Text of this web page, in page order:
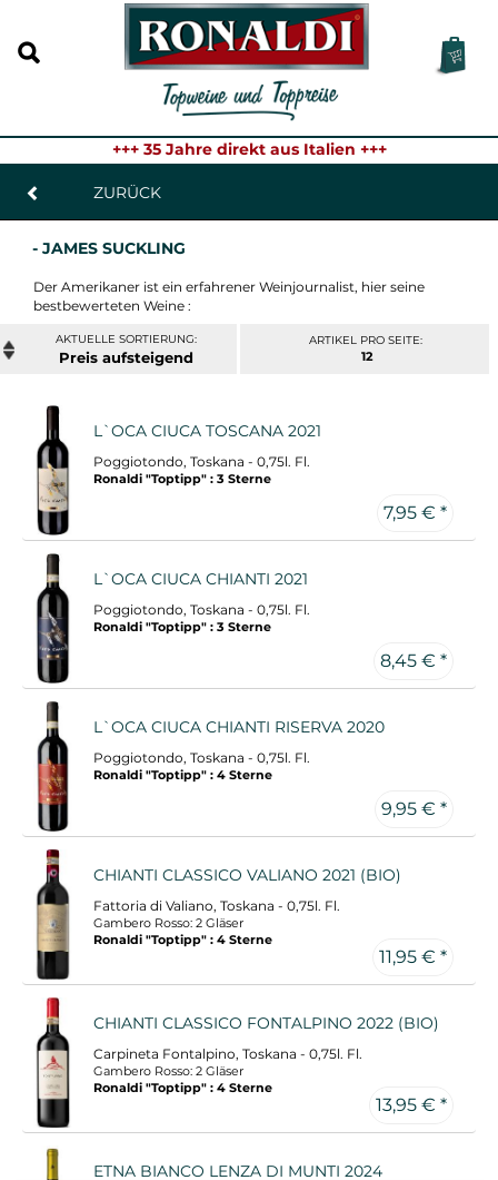
+++ 35 Jahre direkt aus Italien +++
ZURÜCK
- JAMES SUCKLING
Der Amerikaner ist ein erfahrener Weinjournalist, hier seine
bestbewerteten Weine :
Preis
ARTIKEL PRO SEITE:
12
L`OCA CIUCA TOSCANA 2021
Poggiotondo, Toskana - 0,75l. Fl.
Ronaldi "Toptipp" : 3 Sterne
7,95 € *
L`OCA CIUCA CHIANTI 2021
Poggiotondo, Toskana - 0,75l. Fl.
Ronaldi "Toptipp" : 3 Sterne
8,45 € *
L`OCA CIUCA CHIANTI RISERVA 2020
Poggiotondo, Toskana - 0,75l. Fl.
Ronaldi "Toptipp" : 4 Sterne
9,95 € *
CHIANTI CLASSICO VALIANO 2021 (BIO)
Fattoria di Valiano, Toskana - 0,75l. Fl.
Gambero Rosso: 2 Gläser
Ronaldi "Toptipp" : 4 Sterne
11,95 € *
CHIANTI CLASSICO FONTALPINO 2022 (BIO)
Carpineta Fontalpino, Toskana - 0,75l. Fl.
Gambero Rosso: 2 Gläser
Ronaldi "Toptipp" : 4 Sterne
13,95 € *
ETNA BIANCO LENZA DI MUNTI 2024